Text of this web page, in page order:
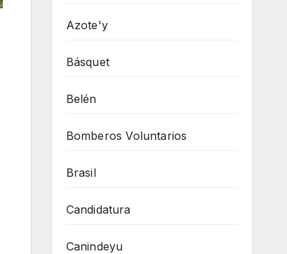
Azote'y
Básquet
Belén
Bomberos Voluntarios
Brasil
Candidatura
Canindeyu